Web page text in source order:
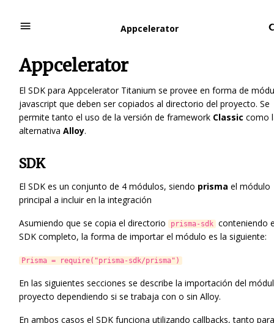
Appcelerator
Appcelerator
El SDK para Appcelerator Titanium se provee en forma de
javascript que deben ser copiados al directorio del proyecto. Se
permite tanto el uso de la versión de framework Classic como
alternativa Alloy.
SDK
El SDK es un conjunto de 4 módulos, siendo prisma el módulo
principal a incluir en la integración
Asumiendo que se copia el directorio
prisma-sdk conteniendo
SDK completo, la forma de importar el módulo es la siguiente:
Prisma = require("prisma-sdk/prisma")
En las siguientes secciones se describe la importación del
proyecto dependiendo si se trabaja con o sin Alloy.
En ambos casos el SDK funciona utilizando callbacks, tanto